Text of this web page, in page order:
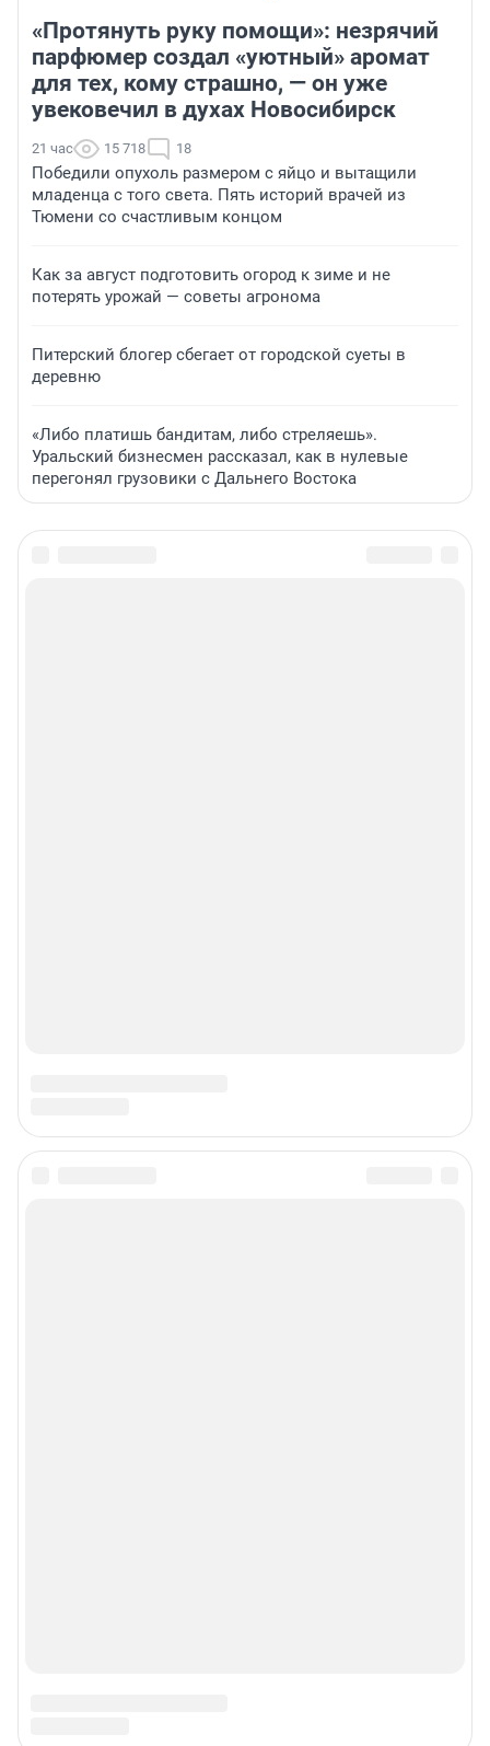
«Протянуть руку помощи»: незрячий
парфюмер создал «уютный» аромат
для тех, кому страшно, — он уже
увековечил в духах Новосибирск
21 час 15 718 18
Победили опухоль размером с яйцо и вытащили
младенца с того света. Пять историй врачей из
Тюмени со счастливым концом
Как за август подготовить огород к зиме и не
потерять урожай — советы агронома
Питерский блогер сбегает от городской суеты в
деревню
«Либо платишь бандитам, либо стреляешь».
Уральский бизнесмен рассказал, как в нулевые
перегонял грузовики с Дальнего Востока